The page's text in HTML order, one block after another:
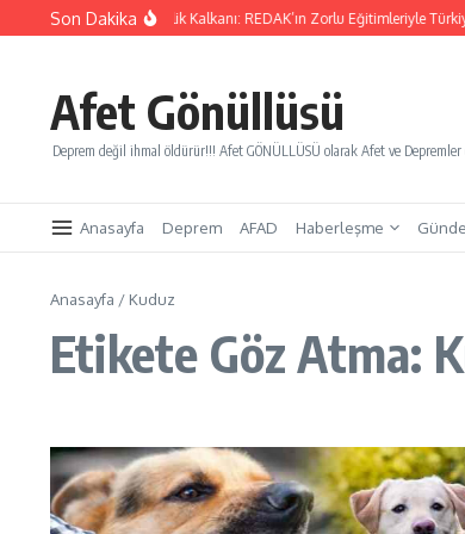
İçeriğe atlaSon Dakika
Kurtaracak Gençlik Kalkanı: REDAK’ın Zorlu Eğitimleriyle
Afet Gönüllüsü
Deprem değil ihmal öldürür!!! Afet GÖNÜLLÜSÜ olarak Afet ve
Anasayfa Deprem AFAD Haberleşme
Anasayfa / Kuduz
Etikete Göz Atma: